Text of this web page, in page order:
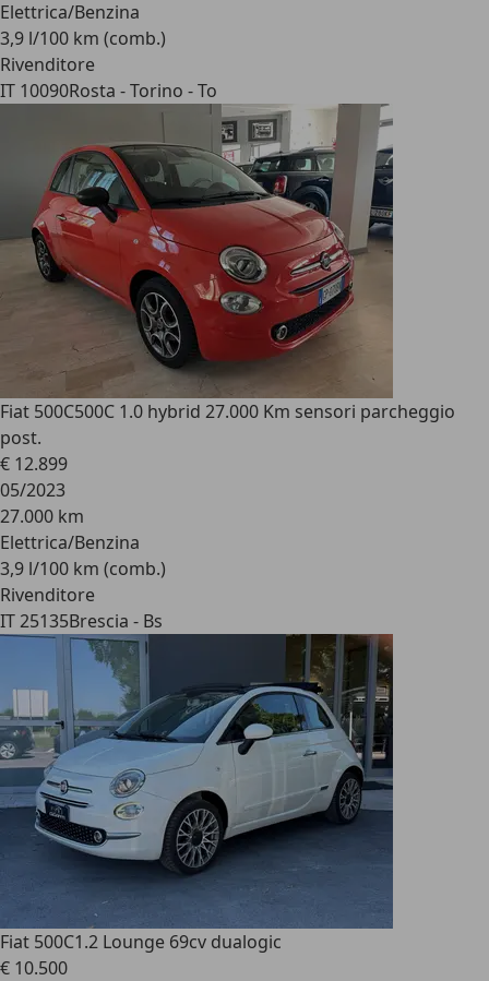
Elettrica/Benzina
3,9 l/100 km (comb.)
Rivenditore
IT 10090Rosta - Torino - To
Fiat 500C500C 1.0 hybrid 27.000 Km sensori parcheggio
post.
€ 12.899
05/2023
27.000 km
Elettrica/Benzina
3,9 l/100 km (comb.)
Rivenditore
IT 25135Brescia - Bs
Fiat 500C1.2 Lounge 69cv dualogic
€ 10.500